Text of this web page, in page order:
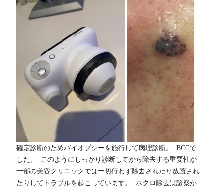
確定診断のためバイオプシーを施行して病理診断。  BCCで
した。  このようにしっかり診断してから除去する重要性が
一部の美容クリニックでは一切行わず除去されたり放置され
たりしてトラブルを起こしています。  ホクロ除去は診察か